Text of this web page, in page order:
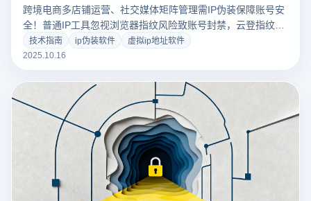
跨境电商多店铺运营、社交媒体矩阵管理需IP伪装保障账号安
全！普通IP工具忽视浏览器指纹风险致账号封禁，云登指纹浏
览器兼顾IP切换与指纹防护，根源解决多账号运营安全与效率
难题。
技术指南 ip伪装软件
虚拟ip地址软件
2025.10.16